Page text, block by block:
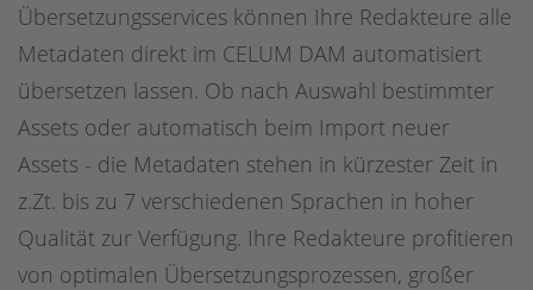
Übersetzungsservices können Ihre Redakteure alle
Metadaten direkt im CELUM DAM automatisiert
übersetzen lassen. Ob nach Auswahl bestimmter
Assets oder automatisch beim Import neuer
Assets - die Metadaten stehen in kürzester Zeit in
z.Zt. bis zu 7 verschiedenen Sprachen in hoher
Qualität zur Verfügung. Ihre Redakteure profitieren
von optimalen Übersetzungsprozessen, großer